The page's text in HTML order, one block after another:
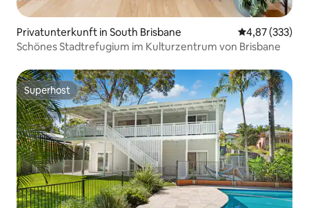
Privatunterkunft in South Brisbane
4,87 (333)
Schönes Stadtrefugium im Kulturzentrum von Brisbane
Superhost
Superhost